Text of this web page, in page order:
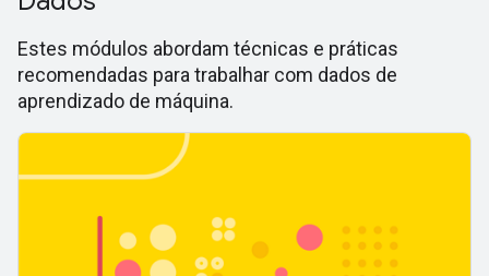
Estes módulos abordam técnicas e práticas
recomendadas para trabalhar com dados de
aprendizado de máquina.